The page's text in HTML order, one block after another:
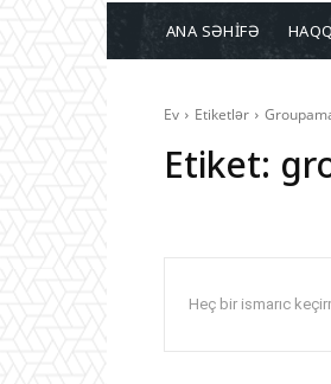
ANA SƏHİFƏ
Ev Etiketlər
Etiket:
Heç bir ismarıc